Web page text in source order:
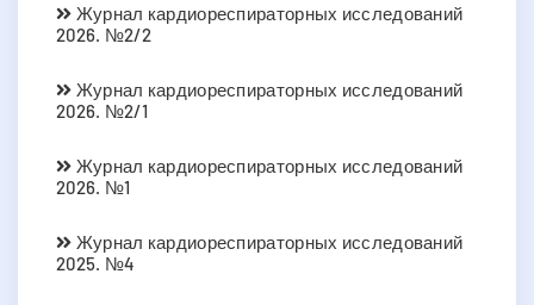
Журнал кардиореспираторных исследований
2026. №2/2
Журнал кардиореспираторных исследований
2026. №2/1
Журнал кардиореспираторных исследований
2026. №1
Журнал кардиореспираторных исследований
2025. №4